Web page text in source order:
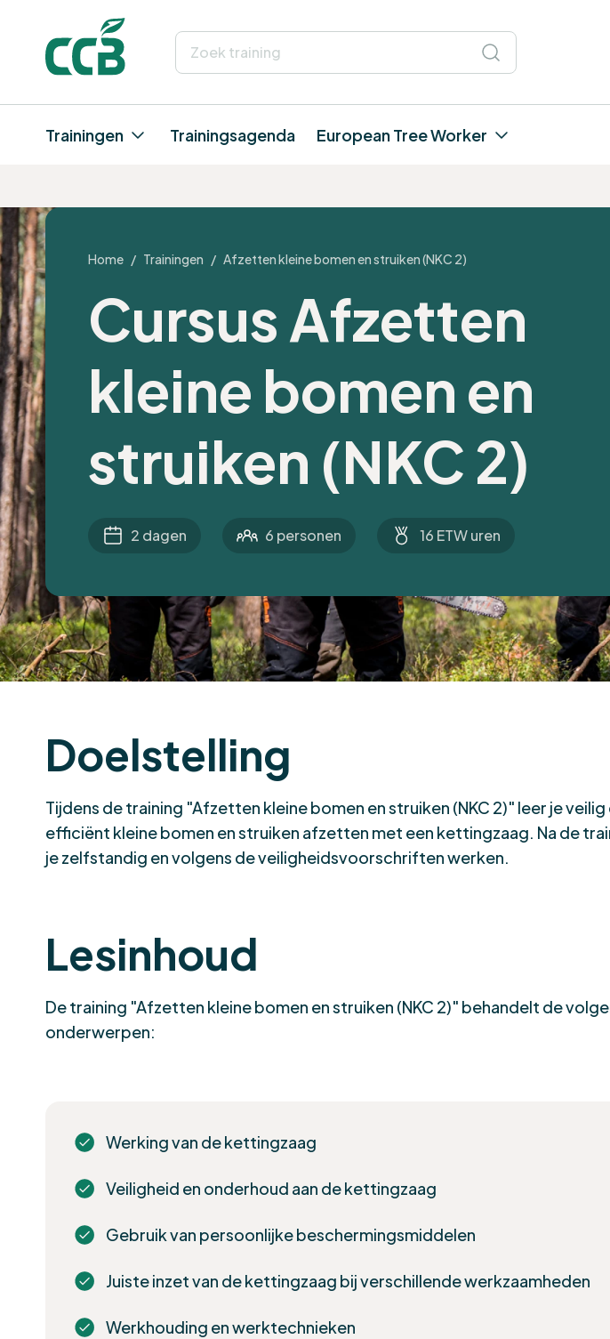
Trainingen Trainingsagenda European Tree Worker
Home / Trainingen / Afzetten kleine bomen en struiken (NKC 2)
Cursus Afzetten
kleine bomen en
struiken (NKC 2)
2 dagen 6 personen 16 ETW uren
Doelstelling
Tijdens de training "Afzetten kleine bomen en struiken (NKC 2)" leer je veilig
efficiënt kleine bomen en struiken afzetten met een kettingzaag. Na de
je zelfstandig en volgens de veiligheidsvoorschriften werken.
Lesinhoud
De training "Afzetten kleine bomen en struiken (NKC 2)" behandelt de
onderwerpen:
Werking van de kettingzaag
Veiligheid en onderhoud aan de kettingzaag
Gebruik van persoonlijke beschermingsmiddelen
Juiste inzet van de kettingzaag bij verschillende werkzaamheden
Werkhouding en werktechnieken